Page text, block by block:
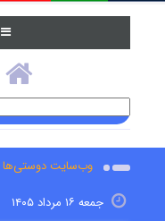
وب‌سایت دوستی‌ها
جمعه ۱۶ مرداد ۱۴۰۵